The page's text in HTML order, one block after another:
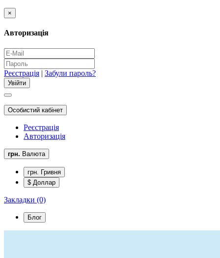
×
Авторизація
Реєстрація | Забули пароль?
Особистий кабінет
Реєстрація
Авторизація
грн. Валюта
грн. Гривня
$ Доллар
Закладки (0)
Блог